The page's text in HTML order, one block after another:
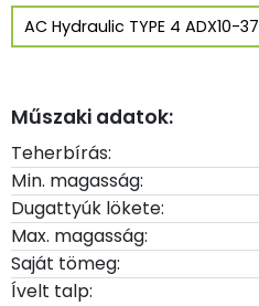
Műszaki adatok:
Teherbírás:
Min. magasság:
Dugattyúk lökete:
Max. magasság:
Saját tömeg:
Ívelt talp: